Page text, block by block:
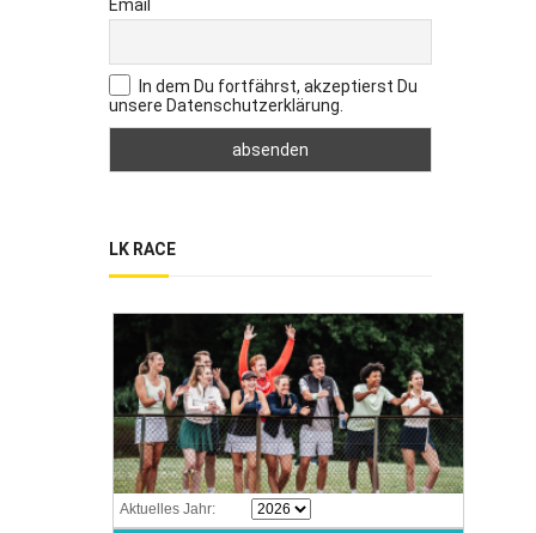
Email
In dem Du fortfährst, akzeptierst Du
unsere Datenschutzerklärung.
LK RACE